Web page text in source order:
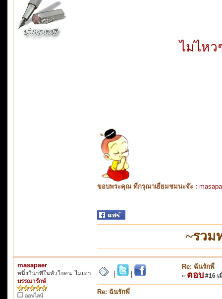
ไม่ไหว
ขอบพระคุณ ที่กรุณาเยี่ยมชมนะจ๊ะ :
~รวม
masapaer
หนึ่งวินาทีในหัวใจคน..ไม่เท่า
บรรณารักษ์
ออฟไลน์
Re: ฉันรักพี่
« ตอบ #16 เ
Re: ฉันรักพี่